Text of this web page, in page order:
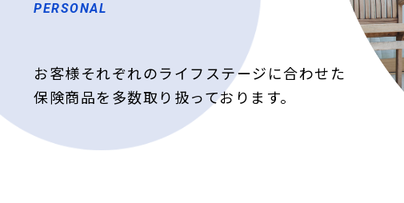
PERSONAL
お客様それぞれのライフステージに合わせた
保険商品を多数取り扱っております。